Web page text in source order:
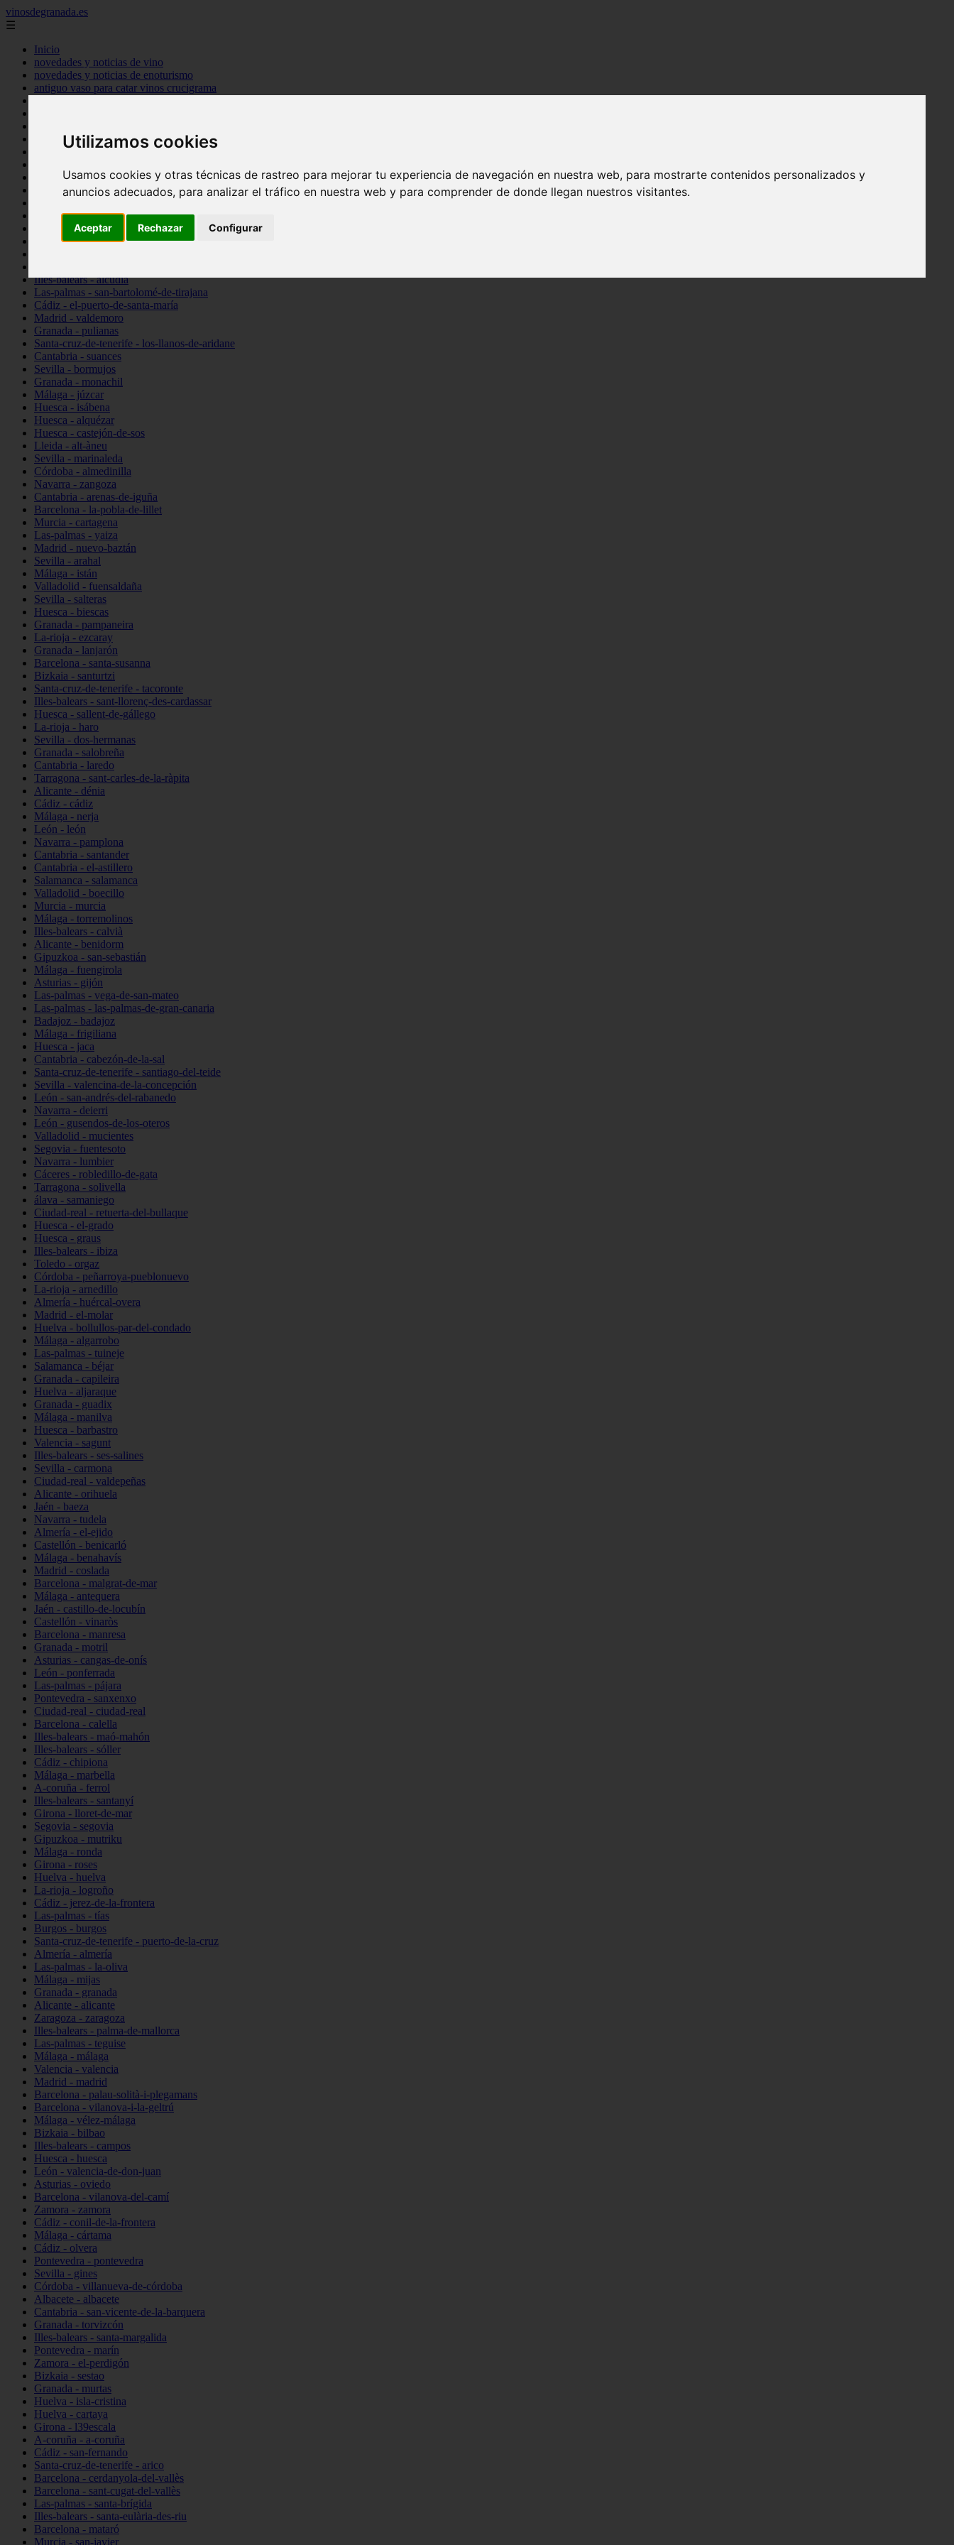
Utilizamos cookies
Usamos cookies y otras técnicas de rastreo para mejorar tu experiencia de navegación en nuestra web, para mostrarte contenidos personalizados y
anuncios adecuados, para analizar el tráfico en nuestra web y para comprender de donde llegan nuestros visitantes.
Aceptar Rechazar Configurar
vinosdegranada.es
☰
Inicio
novedades y noticias de vino
novedades y noticias de enoturismo
antiguo vaso para catar vinos crucigrama
Sevilla - sevilla
Barcelona - barcelona
Santa-cruz-de-tenerife - guía-de-isora
La-rioja - casalarreina
Almería - roquetas-de-mar
Illes-balears - alcúdia
Las-palmas - san-bartolomé-de-tirajana
Cádiz - el-puerto-de-santa-maría
Madrid - valdemoro
Granada - pulianas
Santa-cruz-de-tenerife - los-llanos-de-aridane
Cantabria - suances
Sevilla - bormujos
Granada - monachil
Málaga - júzcar
Huesca - isábena
Huesca - alquézar
Huesca - castejón-de-sos
Lleida - alt-àneu
Sevilla - marinaleda
Córdoba - almedinilla
Navarra - zangoza
Cantabria - arenas-de-iguña
Barcelona - la-pobla-de-lillet
Murcia - cartagena
Las-palmas - yaiza
Madrid - nuevo-baztán
Sevilla - arahal
Málaga - istán
Valladolid - fuensaldaña
Sevilla - salteras
Huesca - biescas
Granada - pampaneira
La-rioja - ezcaray
Granada - lanjarón
Barcelona - santa-susanna
Bizkaia - santurtzi
Santa-cruz-de-tenerife - tacoronte
Illes-balears - sant-llorenç-des-cardassar
Huesca - sallent-de-gállego
La-rioja - haro
Sevilla - dos-hermanas
Granada - salobreña
Cantabria - laredo
Tarragona - sant-carles-de-la-ràpita
Alicante - dénia
Cádiz - cádiz
Málaga - nerja
León - león
Navarra - pamplona
Cantabria - santander
Cantabria - el-astillero
Salamanca - salamanca
Valladolid - boecillo
Murcia - murcia
Málaga - torremolinos
Illes-balears - calvià
Alicante - benidorm
Gipuzkoa - san-sebastián
Málaga - fuengirola
Asturias - gijón
Las-palmas - vega-de-san-mateo
Las-palmas - las-palmas-de-gran-canaria
Badajoz - badajoz
Málaga - frigiliana
Huesca - jaca
Cantabria - cabezón-de-la-sal
Santa-cruz-de-tenerife - santiago-del-teide
Sevilla - valencina-de-la-concepción
León - san-andrés-del-rabanedo
Navarra - deierri
León - gusendos-de-los-oteros
Valladolid - mucientes
Segovia - fuentesoto
Navarra - lumbier
Cáceres - robledillo-de-gata
Tarragona - solivella
álava - samaniego
Ciudad-real - retuerta-del-bullaque
Huesca - el-grado
Huesca - graus
Illes-balears - ibiza
Toledo - orgaz
Córdoba - peñarroya-pueblonuevo
La-rioja - arnedillo
Almería - huércal-overa
Madrid - el-molar
Huelva - bollullos-par-del-condado
Málaga - algarrobo
Las-palmas - tuineje
Salamanca - béjar
Granada - capileira
Huelva - aljaraque
Granada - guadix
Málaga - manilva
Huesca - barbastro
Valencia - sagunt
Illes-balears - ses-salines
Sevilla - carmona
Ciudad-real - valdepeñas
Alicante - orihuela
Jaén - baeza
Navarra - tudela
Almería - el-ejido
Castellón - benicarló
Málaga - benahavís
Madrid - coslada
Barcelona - malgrat-de-mar
Málaga - antequera
Jaén - castillo-de-locubín
Castellón - vinaròs
Barcelona - manresa
Granada - motril
Asturias - cangas-de-onís
León - ponferrada
Las-palmas - pájara
Pontevedra - sanxenxo
Ciudad-real - ciudad-real
Barcelona - calella
Illes-balears - maó-mahón
Illes-balears - sóller
Cádiz - chipiona
Málaga - marbella
A-coruña - ferrol
Illes-balears - santanyí
Girona - lloret-de-mar
Segovia - segovia
Gipuzkoa - mutriku
Málaga - ronda
Girona - roses
Huelva - huelva
La-rioja - logroño
Cádiz - jerez-de-la-frontera
Las-palmas - tías
Burgos - burgos
Santa-cruz-de-tenerife - puerto-de-la-cruz
Almería - almería
Las-palmas - la-oliva
Málaga - mijas
Granada - granada
Alicante - alicante
Zaragoza - zaragoza
Illes-balears - palma-de-mallorca
Las-palmas - teguise
Málaga - málaga
Valencia - valencia
Madrid - madrid
Barcelona - palau-solità-i-plegamans
Barcelona - vilanova-i-la-geltrú
Málaga - vélez-málaga
Bizkaia - bilbao
Illes-balears - campos
Huesca - huesca
León - valencia-de-don-juan
Asturias - oviedo
Barcelona - vilanova-del-camí
Zamora - zamora
Cádiz - conil-de-la-frontera
Málaga - cártama
Cádiz - olvera
Pontevedra - pontevedra
Sevilla - gines
Córdoba - villanueva-de-córdoba
Albacete - albacete
Cantabria - san-vicente-de-la-barquera
Granada - torvizcón
Illes-balears - santa-margalida
Pontevedra - marín
Zamora - el-perdigón
Bizkaia - sestao
Granada - murtas
Huelva - isla-cristina
Huelva - cartaya
Girona - l39escala
A-coruña - a-coruña
Cádiz - san-fernando
Santa-cruz-de-tenerife - arico
Barcelona - cerdanyola-del-vallès
Barcelona - sant-cugat-del-vallès
Las-palmas - santa-brígida
Illes-balears - santa-eulària-des-riu
Barcelona - mataró
Murcia - san-javier